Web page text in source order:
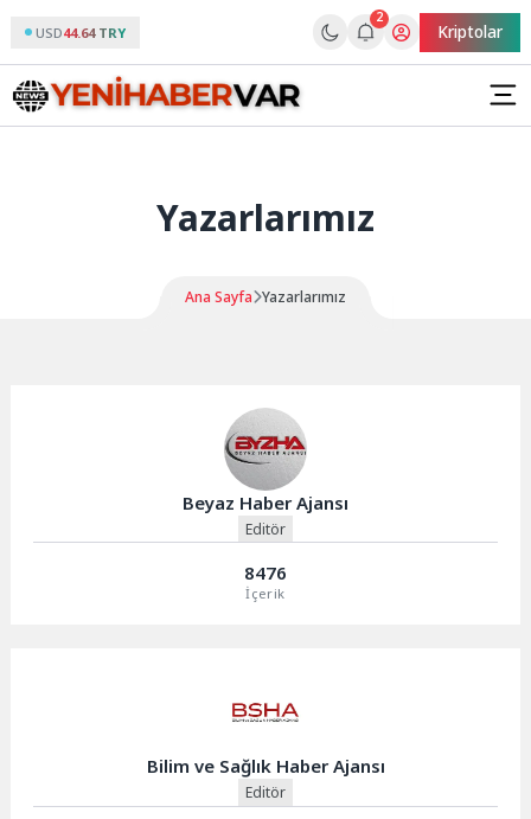
USD44.64 TRY
2
Kriptolar
Yazarlarımız
Ana Sayfa Yazarlarımız
Beyaz Haber Ajansı
Editör
8476
İçerik
Bilim ve Sağlık Haber Ajansı
Editör